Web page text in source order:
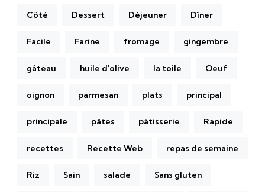
Côté Dessert Déjeuner Dîner
Facile Farine fromage gingembre
gâteau huile d'olive la toile Oeuf
oignon parmesan plats principal
principale pâtes pâtisserie Rapide
recettes Recette Web repas de semaine
Riz Sain salade Sans gluten